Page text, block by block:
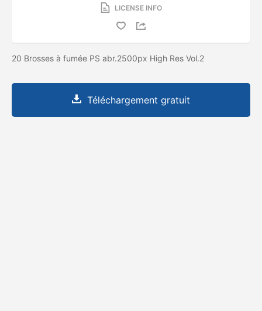
LICENSE INFO
20 Brosses à fumée PS abr.2500px High Res Vol.2
Téléchargement gratuit